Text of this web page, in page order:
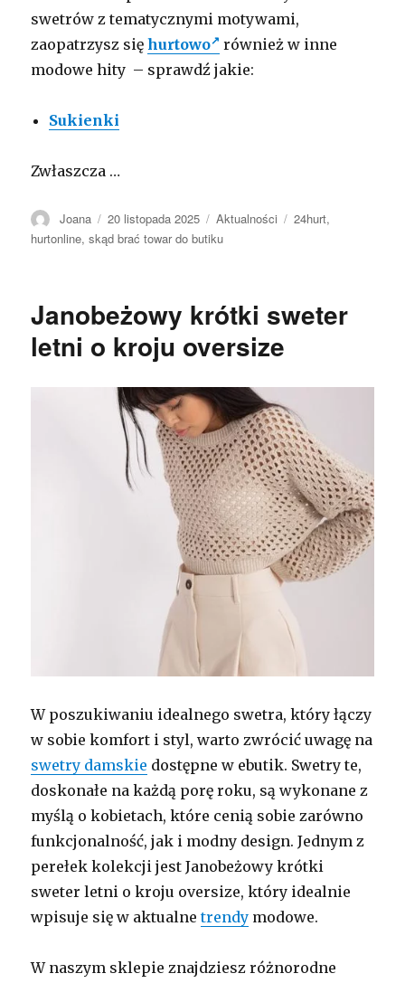
swetrów z tematycznymi motywami,
zaopatrzysz sięhurtowo
również w inne
modowe hity – sprawdź jakie:
Sukienki
Zwłaszcza …
Autor
Joana Opublikowano
20 listopada 2025 Kategorie
Aktualności Tagi
24hurt,
hurtonline,skąd brać towar do butiku
Janobeżowy krótki sweter
letni o kroju oversize
W poszukiwaniu idealnego swetra, który łączy
w sobie komfort i styl, warto zwrócić uwagę na
swetry damskie dostępne w ebutik. Swetry te,
doskonałe na każdą porę roku, są wykonane z
myślą o kobietach, które cenią sobie zarówno
funkcjonalność, jak i modny design. Jednym z
perełek kolekcji jest Janobeżowy krótki
sweter letni o kroju oversize, który idealnie
wpisuje się w aktualnetrendy modowe.
W naszym sklepie znajdziesz różnorodne